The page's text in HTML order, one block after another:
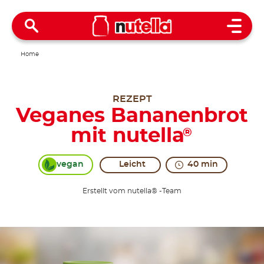
Open
Home
REZEPT
Veganes Bananenbrot
mit nutella®
vegan Leicht 40 min
Erstellt vom nutella® -Team